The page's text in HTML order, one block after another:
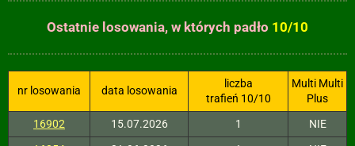
Ostatnie losowania, w których padło 10/10
nr losowania data losowania
liczba
trafień 10/10
Multi Multi
Plus
16902
15.07.2026 1
NIE